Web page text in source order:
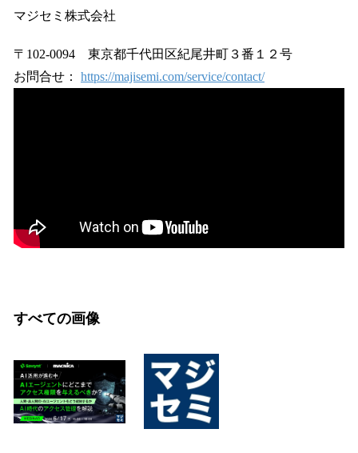
マジセミ株式会社
〒102-0094 東京都千代田区紀尾井町３番１２号
お問合せ： https://majisemi.com/service/contact/
すべての画像